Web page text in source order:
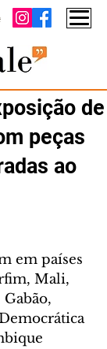
de
peças
ao
em países
Mali,